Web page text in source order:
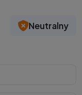
Neutralny